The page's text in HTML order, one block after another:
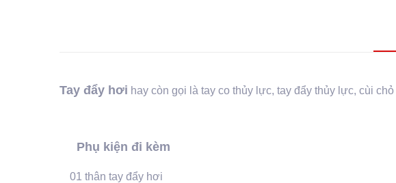
Tay đẩy hơi hay còn gọi là tay co thủy lực, tay đẩy thủy lực, cùi
Phụ kiện đi kèm
01 thân tay đẩy hơi